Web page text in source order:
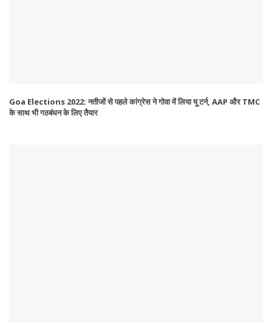
Goa Elections 2022: नतीजों से पहले कांग्रेस ने गोवा में लिया यू टर्न, AAP और TMC
के साथ भी गठबंधन के लिए तैयार